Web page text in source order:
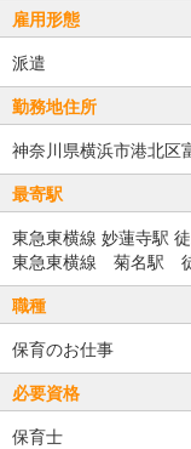
雇用形態
派遣
勤務地住所
神奈川県横浜市港北区
最寄駅
東急東横線 妙蓮寺駅
東急東横線 菊名駅
職種
保育のお仕事
必要資格
保育士